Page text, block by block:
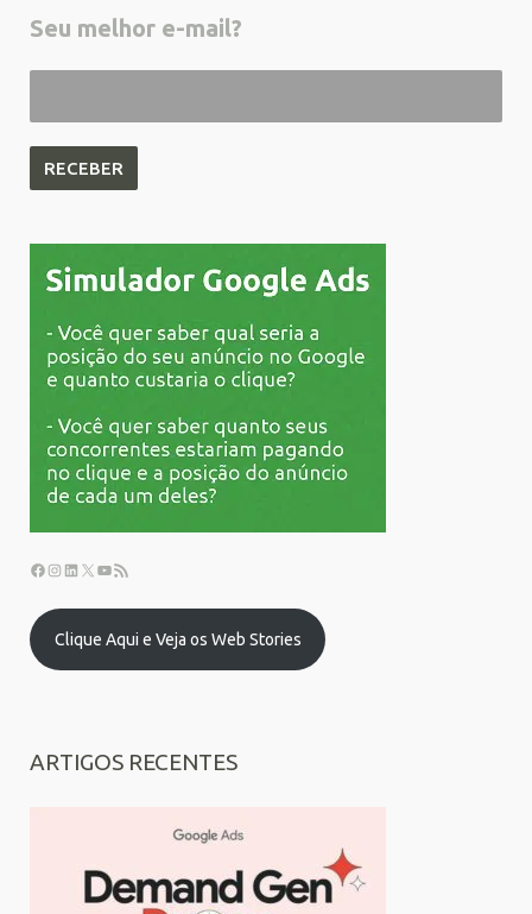
Seu melhor e-mail?
Clique Aqui e Veja os Web Stories
ARTIGOS RECENTES